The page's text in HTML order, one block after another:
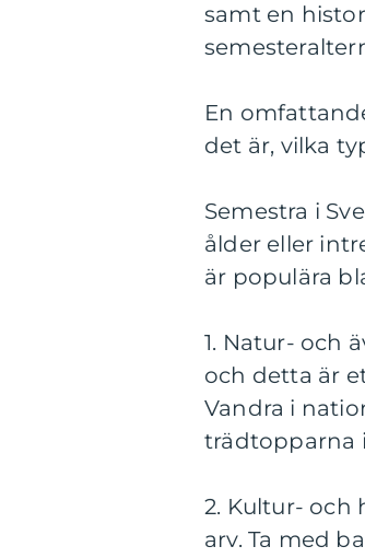
samt en
En
det är, vilka
Semestra i
ålder eller
är populära
1. Natur- och
och detta är
Vandra i
trädtopparna
2. Kultur- och
arv. Ta med